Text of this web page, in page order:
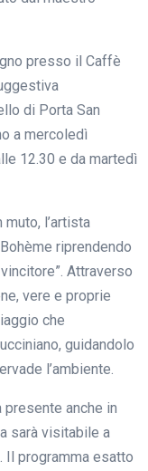
presso il Caffè
di Porta San
a mercoledì
12.30 e da martedì
l’artista
riprendendo
Attraverso
vere e proprie
che
guidandolo
l’ambiente.
presente anche in
sarà visitabile a
Il programma esatto